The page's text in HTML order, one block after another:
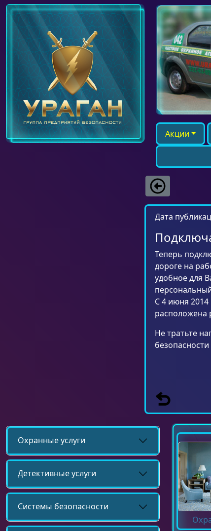
Акции
Дата
Теперь
дороге на
удобное для
С 4 июня 2014
расположена
Не тратьте
безопасности
Охранные услуги
Детективные услуги
Системы безопасности